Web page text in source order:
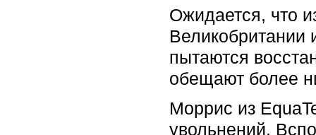
Ожидается, что
Великобритании
пытаются
обещают более
Моррис из
увольнений.